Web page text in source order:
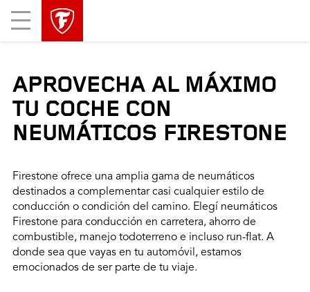
Mobile
Menu
APROVECHA AL MÁXIMO
TU COCHE CON
NEUMÁTICOS FIRESTONE
Firestone ofrece una amplia gama de neumáticos
destinados a complementar casi cualquier estilo de
conducción o condición del camino. Elegí neumáticos
Firestone para conducción en carretera, ahorro de
combustible, manejo todoterreno e incluso run-flat. A
donde sea que vayas en tu automóvil, estamos
emocionados de ser parte de tu viaje.